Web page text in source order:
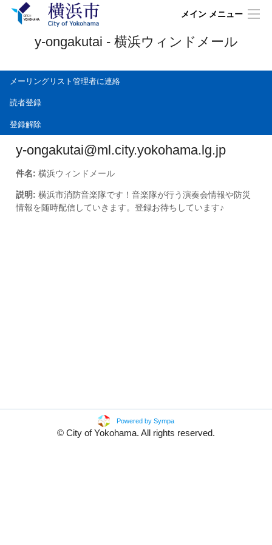
メイン メニュー
y-ongakutai - 横浜ウィンドメール
メーリングリスト管理者に連絡
読者登録
登録解除
y-ongakutai@ml.city.yokohama.lg.jp
件名: 横浜ウィンドメール
説明: 横浜市消防音楽隊です！音楽隊が行う演奏会情報や防災
情報を随時配信していきます。登録お待ちしています♪
Powered by Sympa
© City of Yokohama. All rights reserved.